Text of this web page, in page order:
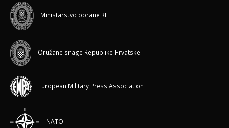
Ministarstvo obrane RH
Oružane snage Republike Hrvatske
European Military Press Association
NATO